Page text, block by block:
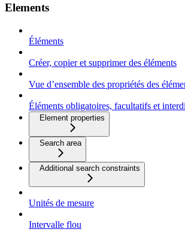
Elements
Éléments
Créer, copier et supprimer des éléments
Vue d’ensemble des propriétés des
Éléments obligatoires, facultatifs et
Element properties
Search area
Additional search constraints
Unités de mesure
Intervalle flou